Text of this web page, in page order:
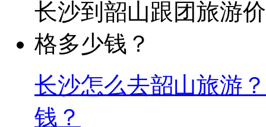
长沙怎么去韶山旅游
钱？